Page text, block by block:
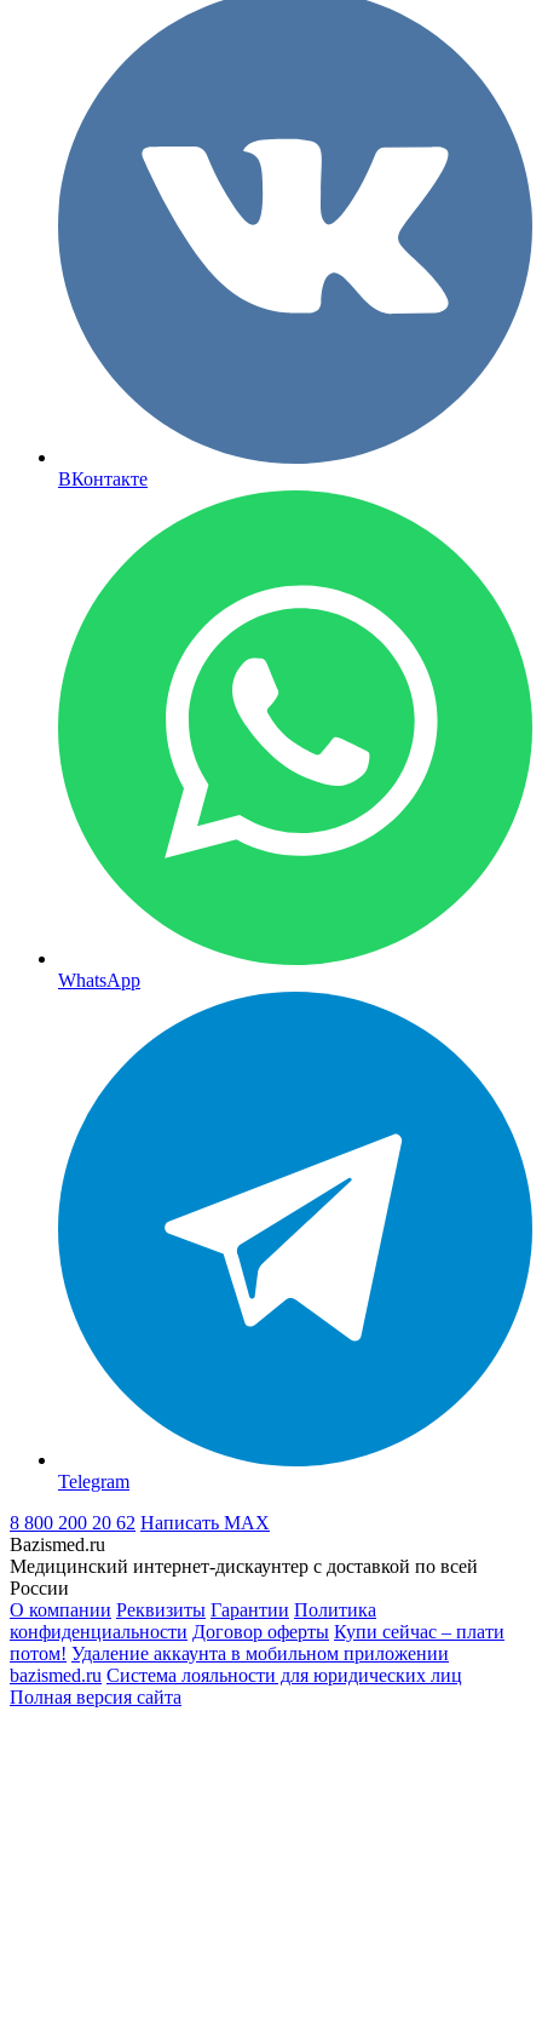
ВКонтакте
WhatsApp
Telegram
8 800 200 20 62 Написать MAX
Bazismed.ru
Медицинский интернет-дискаунтер с доставкой по всей
России
О компании Реквизиты Гарантии Политика
конфиденциальности Договор оферты Купи сейчас – плати
потом! Удаление аккаунта в мобильном приложении
bazismed.ru Система лояльности для юридических лиц
Полная версия сайта